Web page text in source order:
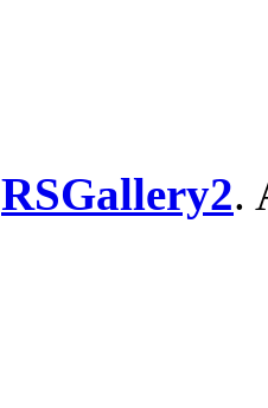
RSGallery2.